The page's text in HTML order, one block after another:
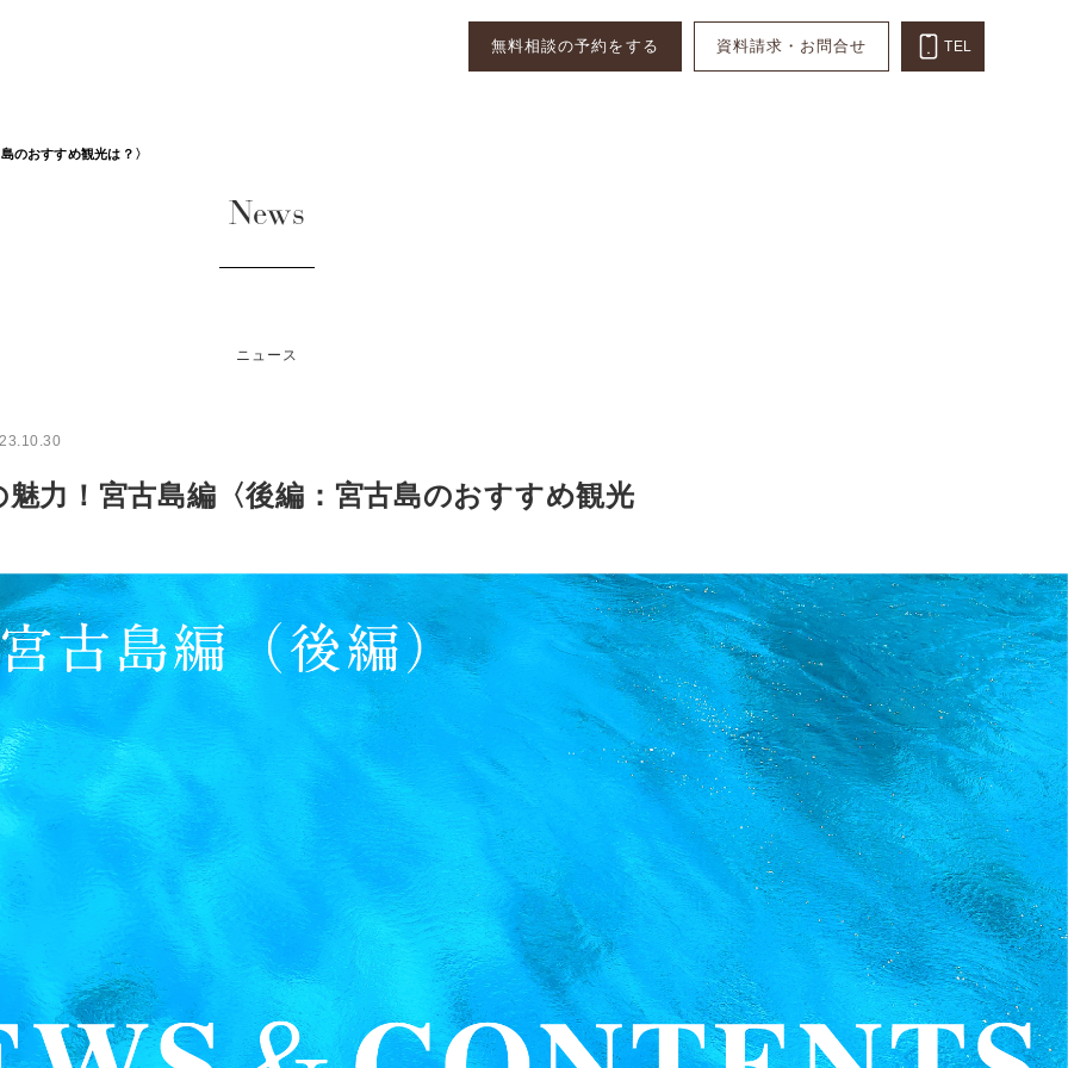
無料相談の予約をする 資料請求・お問合せ TEL
のおすすめ観光は？〉
News
ニュース
魅力！宮古島編〈後編：宮古島のおすすめ観光